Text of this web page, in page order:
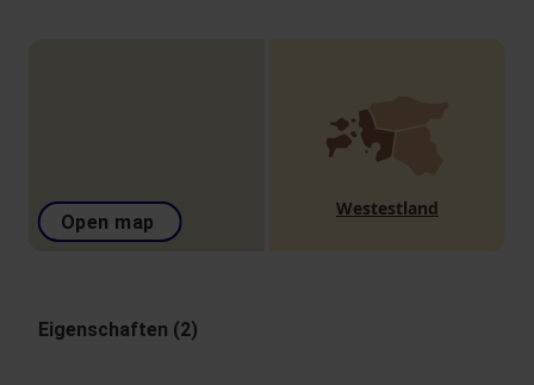
Open map
Westestland
Eigenschaften (2)